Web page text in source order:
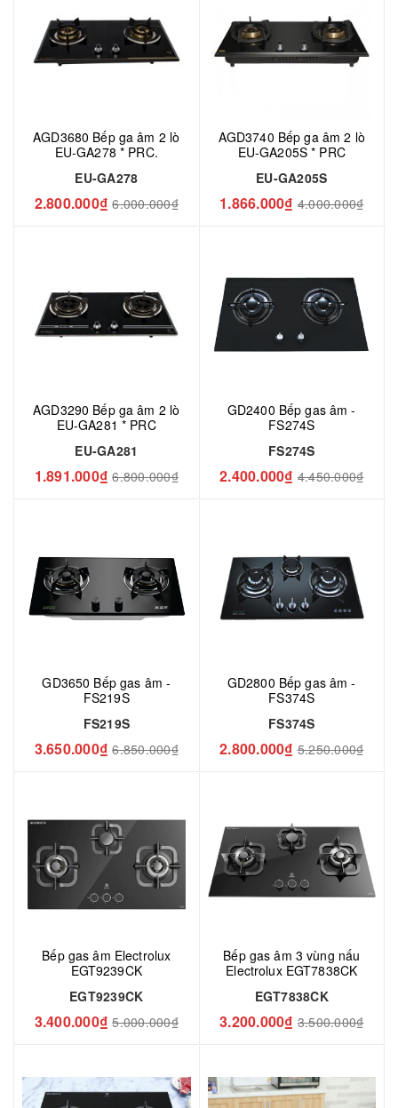
AGD3680 Bếp ga âm 2 lò
EU-GA278 * PRC.
EU-GA278
2.800.000₫ 6.000.000₫
AGD3740 Bếp ga âm 2 lò
EU-GA205S * PRC
EU-GA205S
1.866.000₫ 4.000.000₫
AGD3290 Bếp ga âm 2 lò
EU-GA281 * PRC
EU-GA281
1.891.000₫ 6.800.000₫
GD2400 Bếp gas âm -
FS274S
FS274S
2.400.000₫ 4.450.000₫
GD3650 Bếp gas âm -
FS219S
FS219S
3.650.000₫ 6.850.000₫
GD2800 Bếp gas âm -
FS374S
FS374S
2.800.000₫ 5.250.000₫
Bếp gas âm Electrolux
EGT9239CK
EGT9239CK
3.400.000₫ 5.000.000₫
Bếp gas âm 3 vùng nấu
Electrolux EGT7838CK
EGT7838CK
3.200.000₫ 3.500.000₫